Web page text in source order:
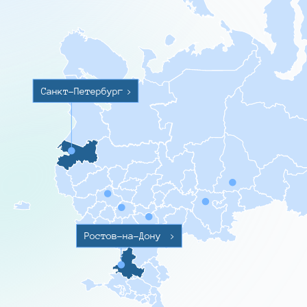
Санкт-Петербург >
Ростов-на-Дону >